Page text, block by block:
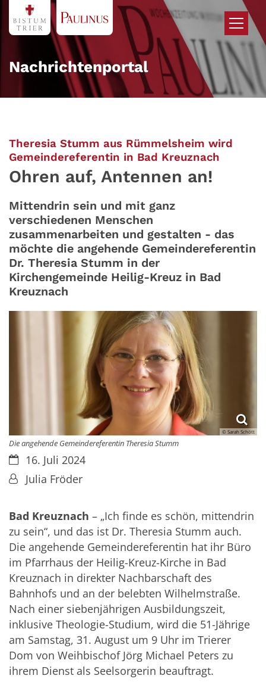
Zum Inhalt springen
Nachrichtenportal
Theresia Stumm aus Rümmelsheim wird
Gemeindereferentin in Bad Kreuznach
Ohren auf, Antennen an!
Mittendrin sein und mit ganz
verschiedenen Menschen
zusammenarbeiten und gestalten - das
möchte die angehende Gemeindereferentin
Dr. Theresia Stumm in der
Kirchengemeinde Heilig-Kreuz in Bad
Kreuznach
© Sarah Schött
Die angehende Gemeindereferentin Theresia Stumm
Datum:16. Juli 2024
Von:Julia Fröder
Bad Kreuznach – „Ich finde es schön, mittendrin
zu sein“, und das ist Dr. Theresia Stumm auch.
Die angehende Gemeindereferentin hat ihr Büro
im Pfarrhaus der Heilig-Kreuz-Kirche in Bad
Kreuznach in direkter Nachbarschaft des
Bahnhofs und an der belebten Wilhelmstraße.
Nach einer siebenjährigen Ausbildungszeit,
inklusive Theologie-Studium, wird die 51-Jährige
am Samstag, 31. August um 9 Uhr im Trierer
Dom von Weihbischof Jörg Michael Peters zu
ihrem Dienst als Seelsorgerin beauftragt.